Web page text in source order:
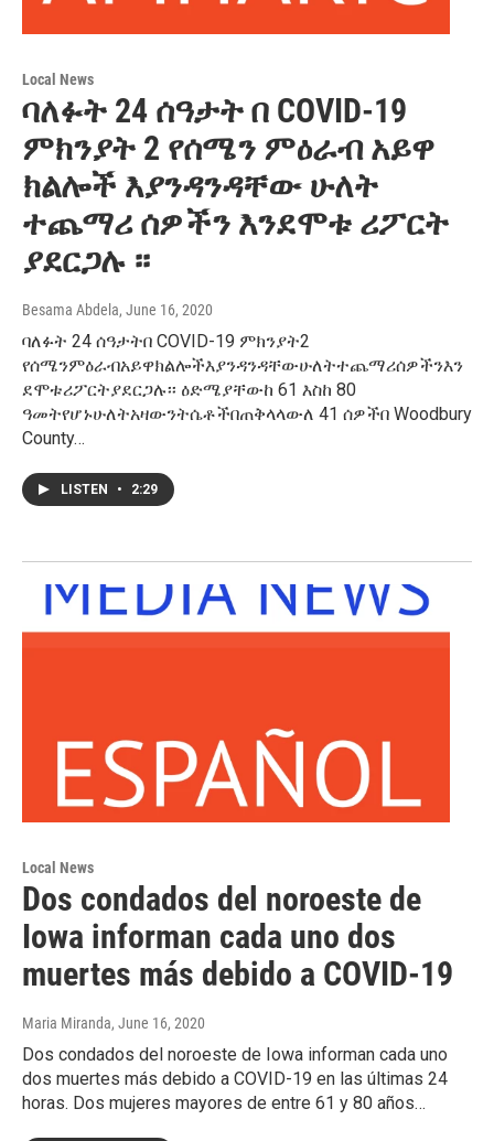
Local News
ባለፉት 24 ሰዓታት በ COVID-19
ምክንያት 2 የሰሜን ምዕራብ አይዋ
ክልሎች እያንዳንዳቸው ሁለት
ተጨማሪ ሰዎችን እንደሞቱ ሪፖርት
ያደርጋሉ ፡፡
Besama Abdela, June 16, 2020
ባለፉት 24 ሰዓታትበ COVID-19 ምክንያት2
የሰሜንምዕራብአይዋክልሎችእያንዳንዳቸውሁለትተጨማሪሰዎችንእን
ደሞቱሪፖርትያደርጋሉ፡፡ ዕድሜያቸውከ 61 እስከ 80
ዓመትየሆኑሁለትአዛውንትሴቶችበጠቅላላውለ 41 ሰዎችበ Woodbury
County…
LISTEN • 2:29
Local News
Dos condados del noroeste de
Iowa informan cada uno dos
muertes más debido a COVID-19
Maria Miranda, June 16, 2020
Dos condados del noroeste de Iowa informan cada uno
dos muertes más debido a COVID-19 en las últimas 24
horas. Dos mujeres mayores de entre 61 y 80 años…